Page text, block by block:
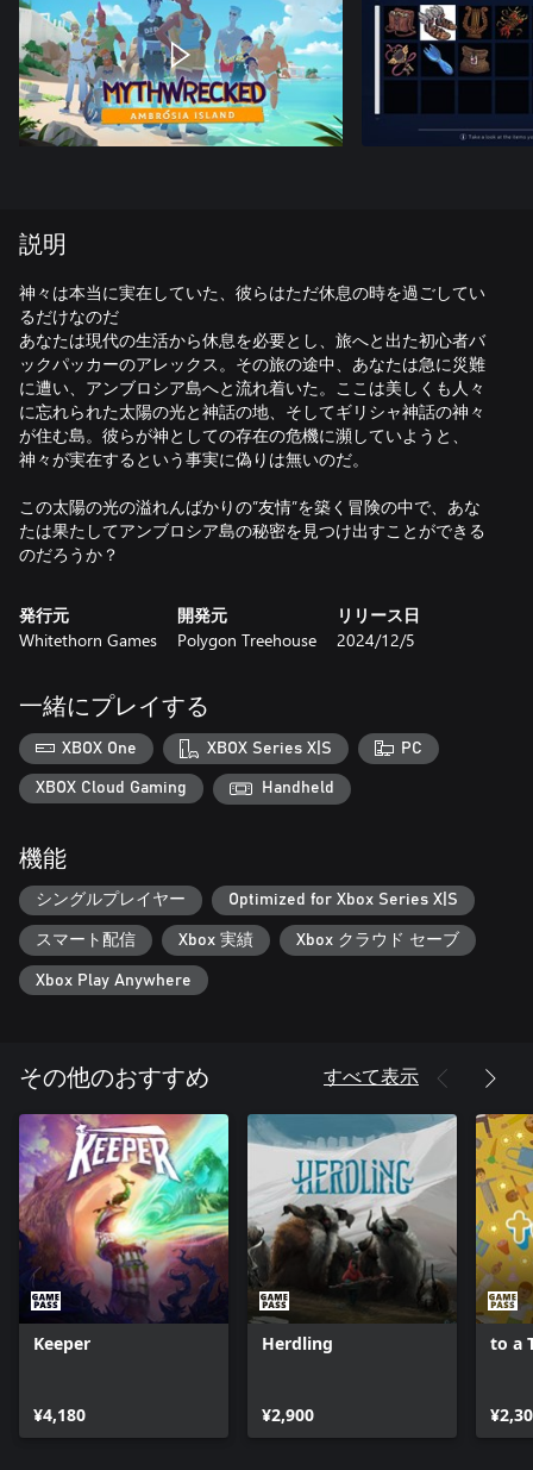
説明
神々は本当に実在していた、彼らはただ休息の時を過ごしてい
るだけなのだ
あなたは現代の生活から休息を必要とし、旅へと出た初心者バ
ックパッカーのアレックス。その旅の途中、あなたは急に災難
に遭い、アンブロシア島へと流れ着いた。ここは美しくも人々
に忘れられた太陽の光と神話の地、そしてギリシャ神話の神々
が住む島。彼らが神としての存在の危機に瀕していようと、
神々が実在するという事実に偽りは無いのだ。
この太陽の光の溢れんばかりの”友情”を築く冒険の中で、あな
たは果たしてアンブロシア島の秘密を見つけ出すことができる
発行元
Whitethorn Games
開発元
Polygon Treehouse
リリース日
2024/12/5
一緒にプレイする
XBOX One XBOX Series X|S PC
XBOX Cloud Gaming Handheld
機能
シングルプレイヤー Optimized for Xbox Series X|S
スマート配信 Xbox 実績 Xbox クラウド セーブ
Xbox Play Anywhere
その他のおすすめ すべて表示
Keeper
¥4,180
Herdling
¥2,900
to a